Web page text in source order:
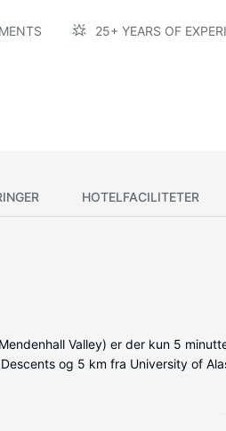
25+ YEARS OF
HOTELFACILITETER
Valley) er der kun 5
og 5 km fra University of